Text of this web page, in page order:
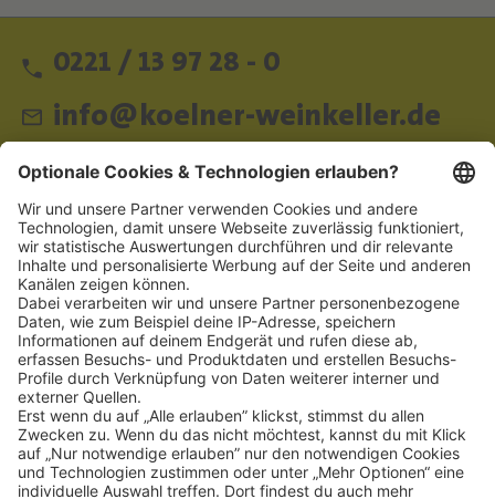
0221 / 13 97 28 - 0
info@koelner-weinkeller.de
Schnellzugriff
ZAHLUNGSMETHODEN
SOCIAL
NEWSLETTER
BESUCHEN SIE UNS